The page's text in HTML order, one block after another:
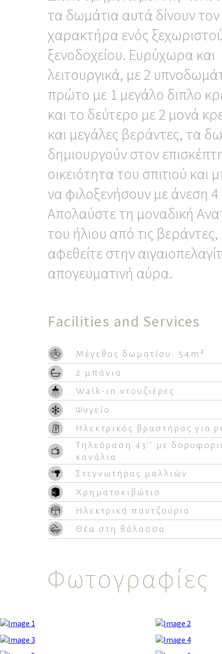
τα δωμάτια αυτά δίνουν τον
χαρακτήρα ενός
ξενοδοχείου. Ευρύχωρα και
λειτουργικά, με 2
πρώτο με 1 μεγάλο διπλο
και το δεύτερο με 2 μονά
και μεγάλες βεράντες, τα
δημιουργούν στον
οικειότητα του σπιτιού και
να φιλοξενήσουν με άνεση
Απολαύστε τη μοναδική
του ήλιου από τις βεράντες,
αφεθείτε στην
απογευματινή αύρα.
Facilities and Services
Μέγεθος δωματίου: 54m²
2 μπάνια
Walk-in ντουζιέρες
Ψυγείο
Ηλεκτρικός βραστήρας για
Τηλεόραση 43’’ με
κανάλια
Στεγνωτήρας μαλλιών
Χρηματοκιβώτιο
Ηλεκτρικά παντζούρια
Θέα στη θάλασσα
Φωτογραφίες